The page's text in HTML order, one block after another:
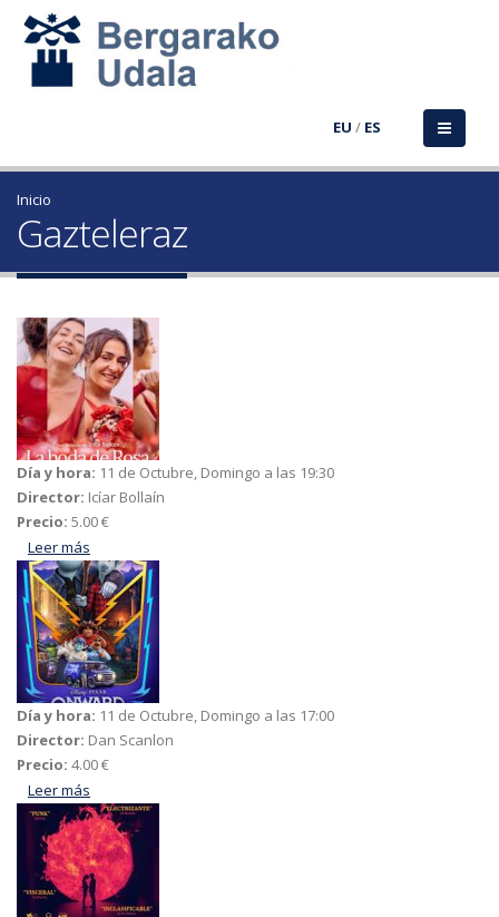
EU / ES
Inicio
Gazteleraz
Día y hora: 11 de Octubre, Domingo a las 19:30
Director: Icíar Bollaín
Precio: 5.00 €
Leer más
Día y hora: 11 de Octubre, Domingo a las 17:00
Director: Dan Scanlon
Precio: 4.00 €
Leer más